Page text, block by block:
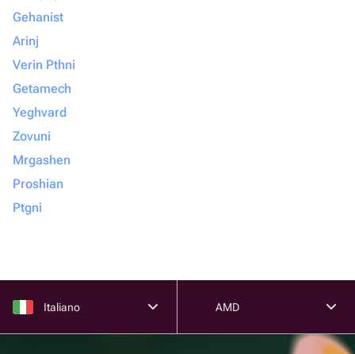
Gehanist
Arinj
Verin Pthni
Getamech
Yeghvard
Zovuni
Mrgashen
Proshian
Ptgni
Italiano AMD